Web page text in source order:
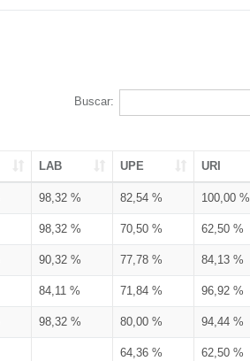
Buscar:
LAB UPE URI
98,32 % 82,54 % 100,00 %
98,32 % 70,50 % 62,50 %
90,32 % 77,78 % 84,13 %
84,11 % 71,84 % 96,92 %
98,32 % 80,00 % 94,44 %
64,36 % 62,50 %